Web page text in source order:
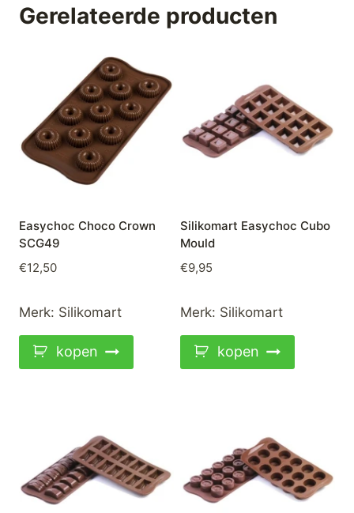
Gerelateerde producten
Easychoc Choco Crown
SCG49
€12,50
Merk: Silikomart
kopen
Silikomart Easychoc Cubo
Mould
€9,95
Merk: Silikomart
kopen